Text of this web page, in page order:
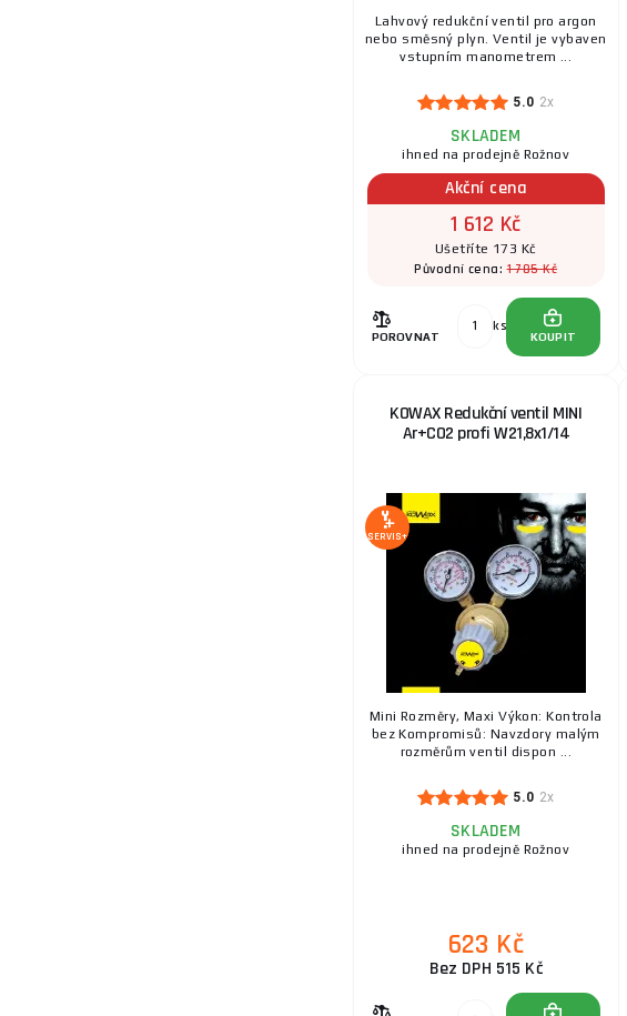
9.
Lahvový redukční ventil pro argon
nebo směsný plyn. Ventil je vybaven
vstupním manometrem ...
5.0 2x
SKLADEM
ihned na prodejně Rožnov
Akční cena
1 612 Kč
Ušetříte 173 Kč
Původní cena:1 785 Kč
POROVNAT
ks
KOUPIT
KOWAX Redukční ventil MINI
Ar+CO2 profi W21,8x1/14
SERVIS+
Mini Rozměry, Maxi Výkon: Kontrola
bez Kompromisů: Navzdory malým
rozměrům ventil dispon ...
5.0 2x
SKLADEM
ihned na prodejně Rožnov
623 Kč
Bez DPH 515 Kč